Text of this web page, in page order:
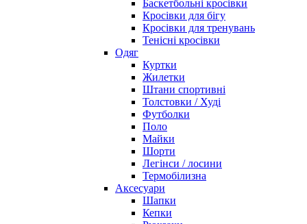
Баскетбольні кросівки
Кросівки для бігу
Кросівки для тренувань
Тенісні кросівки
Одяг
Куртки
Жилетки
Штани спортивні
Толстовки / Худі
Футболки
Поло
Майки
Шорти
Легінси / лосини
Термобілизна
Аксесуари
Шапки
Кепки